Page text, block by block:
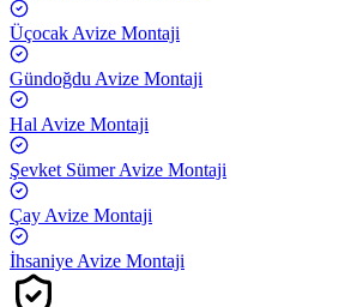
Üçocak Avize Montaji
Gündoğdu Avize Montaji
Hal Avize Montaji
Şevket SümerAvize Montaji
Çay Avize Montaji
İhsaniye Avize Montaji